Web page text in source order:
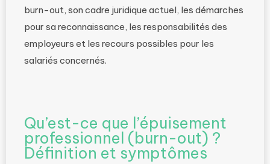
burn-out, son cadre juridique actuel, les démarches
pour sa reconnaissance, les responsabilités des
employeurs et les recours possibles pour les
salariés concernés.
Qu’est-ce que l’épuisement
professionnel (burn-out) ?
Définition et symptômes